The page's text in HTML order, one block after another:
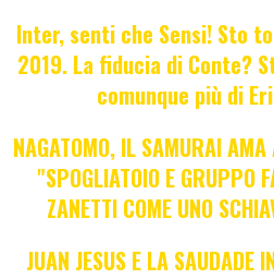
Inter, senti che Sensi! Sto
2019. La fiducia di Conte?
comunque più di
NAGATOMO, IL SAMURAI
"SPOGLIATOIO E GRUPPO
ZANETTI COME UNO
JUAN JESUS E LA